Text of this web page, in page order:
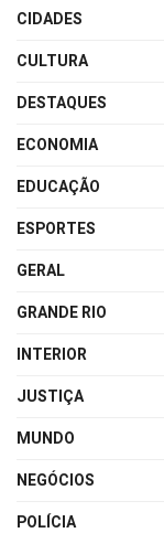
CIDADES
CULTURA
DESTAQUES
ECONOMIA
EDUCAÇÃO
ESPORTES
GERAL
GRANDE RIO
INTERIOR
JUSTIÇA
MUNDO
NEGÓCIOS
POLÍCIA